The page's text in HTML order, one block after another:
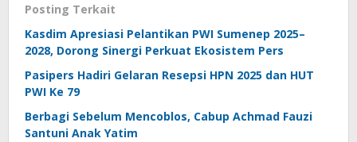
Posting Terkait
Kasdim Apresiasi Pelantikan PWI Sumenep 2025–
2028, Dorong Sinergi Perkuat Ekosistem Pers
Pasipers Hadiri Gelaran Resepsi HPN 2025 dan HUT
PWI Ke 79
Berbagi Sebelum Mencoblos, Cabup Achmad Fauzi
Santuni Anak Yatim